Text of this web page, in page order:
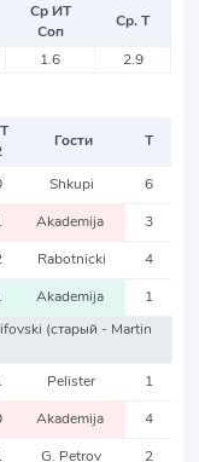
Ср ИТ
Соп
Ср. Т
1.6 2.9
Гости Т
Shkupi 6
Akademija 3
Rabotnicki 4
Akademija
1
(старый - Martin
Pelister 1
Akademija 4
G. Petrov 2